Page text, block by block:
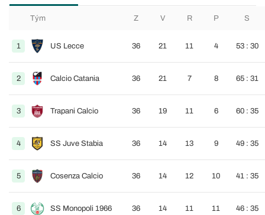
Tým Z V R P S
1 US Lecce 36 21 11 4 53 : 30
2 Calcio Catania 36 21 7 8 65 : 31
3 Trapani Calcio 36 19 11 6 60 : 35
4 SS Juve Stabia 36 14 13 9 49 : 35
5 Cosenza Calcio 36 14 12 10 41 : 35
6 SS Monopoli 1966 36 14 11 11 46 : 35